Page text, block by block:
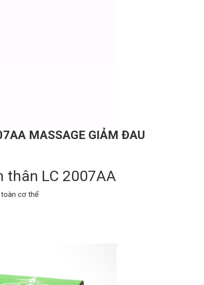
MASSAGE GIẢM ĐAU
thân LC 2007AA
cơ thể